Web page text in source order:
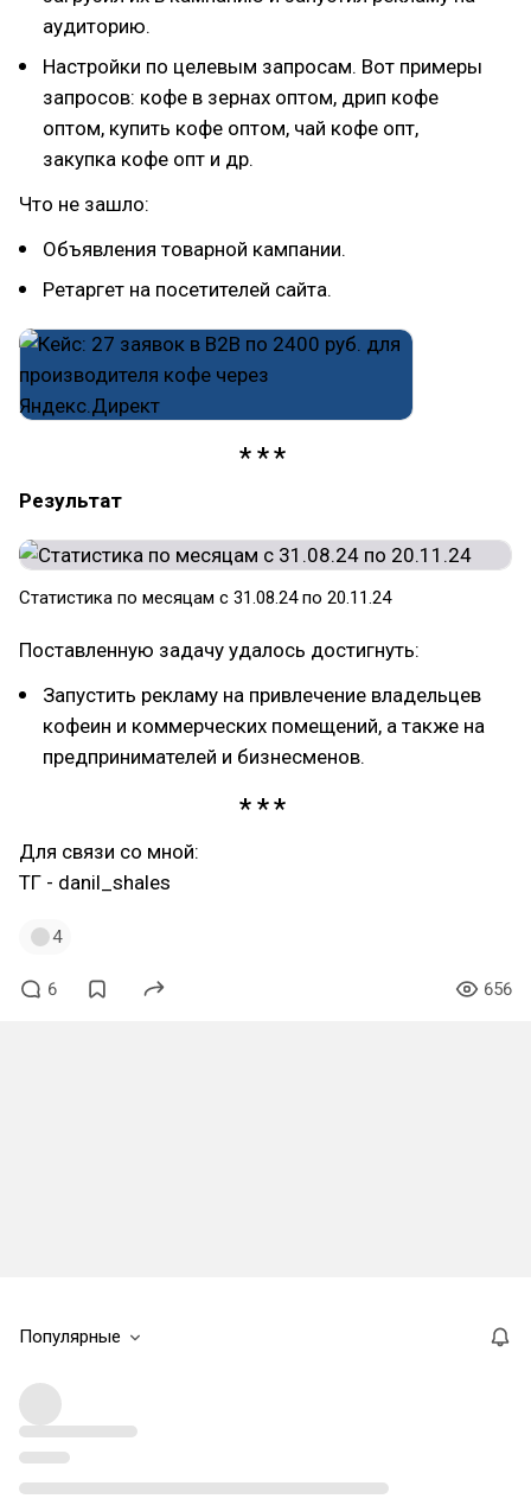
аудиторию.
Настройки по целевым запросам. Вот примеры
запросов: кофе в зернах оптом, дрип кофе
оптом, купить кофе оптом, чай кофе опт,
закупка кофе опт и др.
Что не зашло:
Объявления товарной кампании.
Ретаргет на посетителей сайта.
Результат
Статистика по месяцам с 31.08.24 по 20.11.24
Поставленную задачу удалось достигнуть:
Запустить рекламу на привлечение владельцев
кофеин и коммерческих помещений, а также на
предпринимателей и бизнесменов.
Для связи со мной:
ТГ - danil_shales
4
6 656
Популярные